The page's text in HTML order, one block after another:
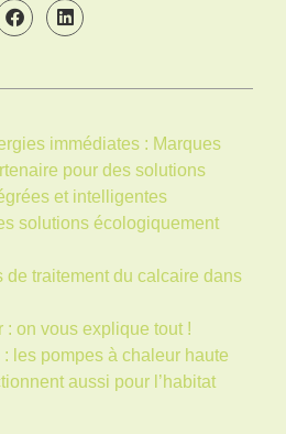
immédiates : Marques
pour des solutions
et intelligentes
solutions écologiquement
de traitement du calcaire dans
: on vous explique tout !
les pompes à chaleur haute
aussi pour l’habitat